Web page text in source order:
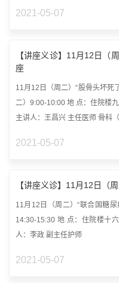
2021-05-07
【讲座义诊】11月12日（
座
11月12日（周二）“股骨头坏死
二）9:00-10:00 地 点：住院楼
主讲人：王昌兴 主任医师 骨科
2021-05-07
【讲座义诊】11月12日（
11月12日（周二）“联合国糖
14:30-15:30 地 点：住院楼十
人：李政 副主任护师
2021-05-07